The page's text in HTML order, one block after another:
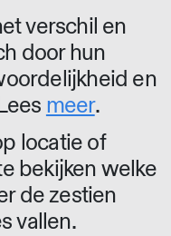
verschil en
door hun
en
meer.
locatie of
bekijken welke
de zestien
vallen.